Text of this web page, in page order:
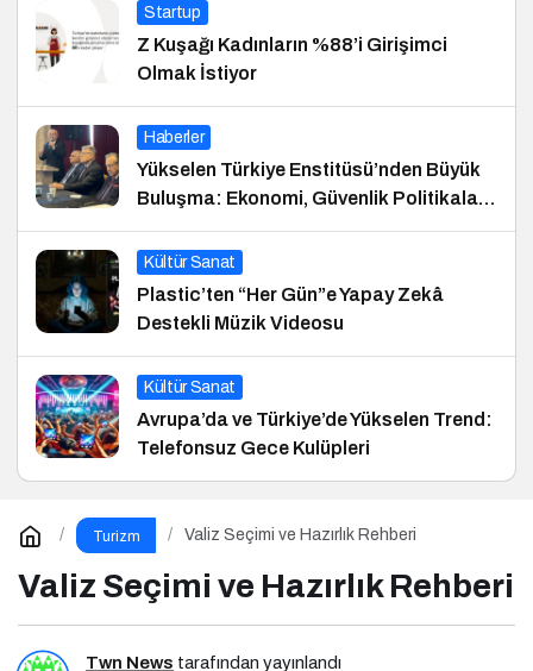
Startup
Z Kuşağı Kadınların %88’i Girişimci
Olmak İstiyor
Haberler
Yükselen Türkiye Enstitüsü’nden Büyük
Buluşma: Ekonomi, Güvenlik Politikaları
ve Hukuk Konferansı
Kültür Sanat
Plastic’ten “Her Gün”e Yapay Zekâ
Destekli Müzik Videosu
Kültür Sanat
Avrupa’da ve Türkiye’de Yükselen Trend:
Telefonsuz Gece Kulüpleri
Turizm Valiz Seçimi ve Hazırlık Rehberi
Valiz Seçimi ve Hazırlık Rehberi
Twn News tarafından yayınlandı